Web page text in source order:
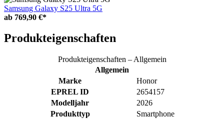
Samsung Galaxy S25 Ultra 5G
ab 769,90 €*
Produkteigenschaften
Produkteigenschaften – Allgemein
Allgemein
Marke
Honor
EPREL ID
2654157
Modelljahr
2026
Produkttyp
Smartphone